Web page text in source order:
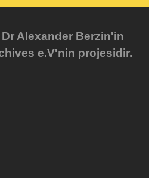
Alexander Berzin'in
e.V'nin projesidir.